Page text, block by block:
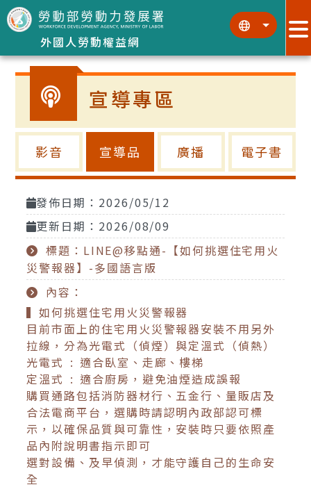
跳到主要內容區塊
外國人勞動權益網
::: :::
宣導專區
影音 宣導品 廣播 電子書
發佈日期：2026/05/12
更新日期：2026/08/09
標題：LINE@移點通-【如何挑選住宅用火
災警報器】-多國語言版
內容：
▍如何挑選住宅用火災警報器
目前市面上的住宅用火災警報器安裝不用另外
拉線，分為光電式（偵煙）與定溫式（偵熱）
光電式 : 適合臥室、走廊、樓梯
定溫式 : 適合廚房，避免油煙造成誤報
購買通路包括消防器材行、五金行、量販店及
合法電商平台，選購時請認明內政部認可標
示，以確保品質與可靠性，安裝時只要依照產
品內附說明書指示即可
選對設備、及早偵測，才能守護自己的生命安
全